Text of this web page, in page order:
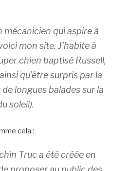
mécanicien qui aspire à
mon site. J’habite à
chien baptisé Russell,
qu’être surpris par la
longues balades sur la
soleil).
cela :
Truc a été créée en